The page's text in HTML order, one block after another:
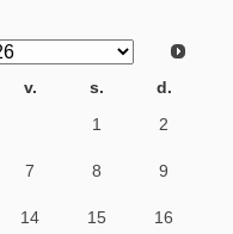
v. s.
d.
1 2
7 8 9
14 15 16